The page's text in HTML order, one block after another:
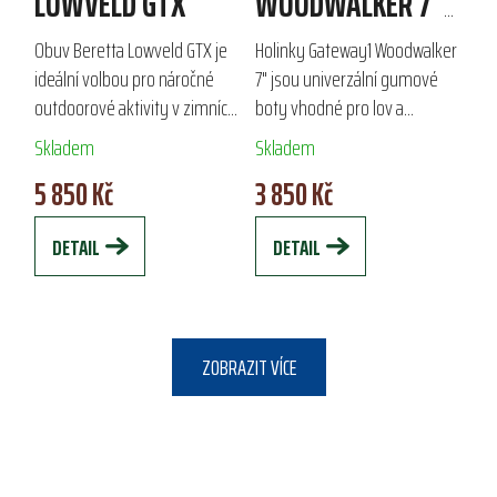
Obuv Beretta Lowveld GTX je
ideální volbou pro náročné
outdoorové aktivity v zimních
podmínkách. Vyrobena z
naolejované nubukové kůže, s
PU potaženými špičkami a
patami,...
Skladem
5 850 Kč
DETAIL
4MM
Holinky Gateway1 Woodwalker
7" jsou univerzální gumové
boty vhodné pro lov a
outdoorové aktivity. Díky
výšce holení 7" (18 cm)
poskytují volnost pohybu a
komfort, což je ideální...
Skladem
3 850 Kč
DETAIL
ZOBRAZIT VÍCE